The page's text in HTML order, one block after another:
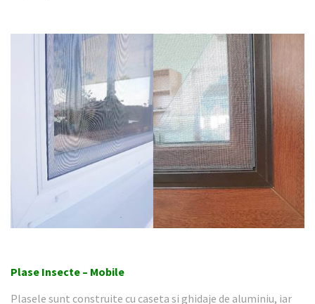
Plase Insecte – Mobile
Plasele sunt construite cu caseta si ghidaje de aluminiu, iar